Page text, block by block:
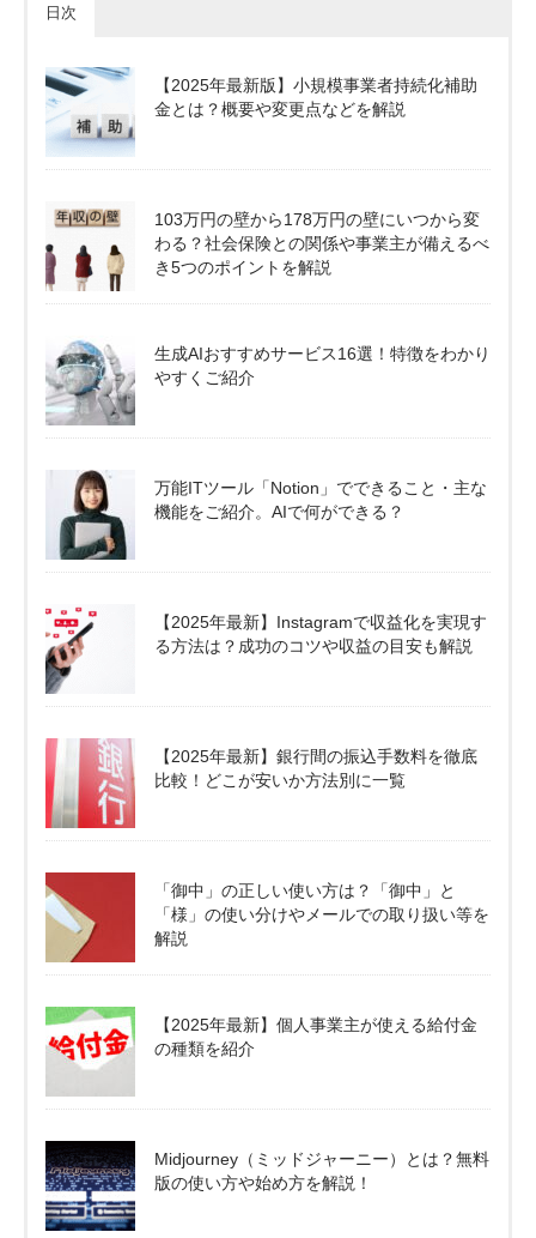
日次
【2025年最新版】小規模事業者持続化補助
金とは？概要や変更点などを解説
103万円の壁から178万円の壁にいつから変
わる？社会保険との関係や事業主が備えるべ
き5つのポイントを解説
生成AIおすすめサービス16選！特徴をわかり
やすくご紹介
万能ITツール「Notion」でできること・主な
機能をご紹介。AIで何ができる？
【2025年最新】Instagramで収益化を実現す
る方法は？成功のコツや収益の目安も解説
【2025年最新】銀行間の振込手数料を徹底
比較！どこが安いか方法別に一覧
「御中」の正しい使い方は？「御中」と
「様」の使い分けやメールでの取り扱い等を
解説
【2025年最新】個人事業主が使える給付金
の種類を紹介
Midjourney（ミッドジャーニー）とは？無料
版の使い方や始め方を解説！